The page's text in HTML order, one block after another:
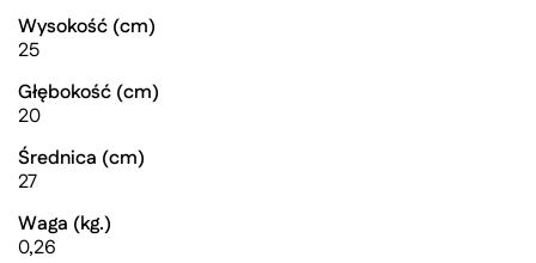
Wysokość (cm)
25
Głębokość (cm)
20
Średnica (cm)
27
Waga (kg.)
0,26